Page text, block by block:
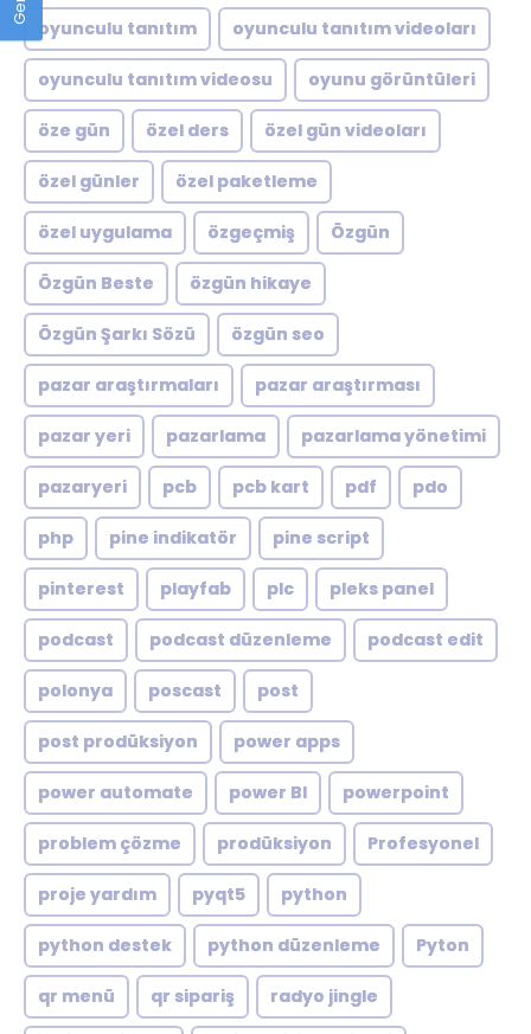
oyunculu tanıtım oyunculu tanıtım videoları
oyunculu tanıtım videosu oyunu görüntüleri
öze gün özel ders özel gün videoları
özel günler özel paketleme
özel uygulama özgeçmiş Özgün
Özgün Beste özgün hikaye
Özgün Şarkı Sözü özgün seo
pazar araştırmaları pazar araştırması
pazar yeri pazarlama pazarlama yönetimi
pazaryeri pcb pcb kart pdf pdo
php pine indikatör pine script
pinterest playfab plc pleks panel
podcast podcast düzenleme podcast edit
polonya poscast post
post prodüksiyon power apps
power automate power BI powerpoint
problem çözme prodüksiyon Profesyonel
proje yardım pyqt5 python
python destek python düzenleme Pyton
qr menü qr sipariş radyo jingle